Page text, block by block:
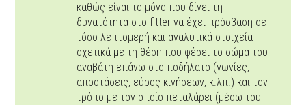
καθώς είναι το μόνο που δίνει τη
δυνατότητα στο fitter να έχει πρόσβαση σε
τόσο λεπτομερή και αναλυτικά στοιχεία
σχετικά με τη θέση που φέρει το σώμα του
αναβάτη επάνω στο ποδήλατο (γωνίες,
αποστάσεις, εύρος κινήσεων, κ.λπ.) και τον
τρόπο με τον οποίο πεταλάρει (μέσω του